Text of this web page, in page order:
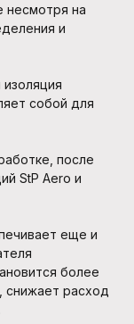
несмотря на
и
собой для
после
StP Aero и
еще и
более
снижает расход